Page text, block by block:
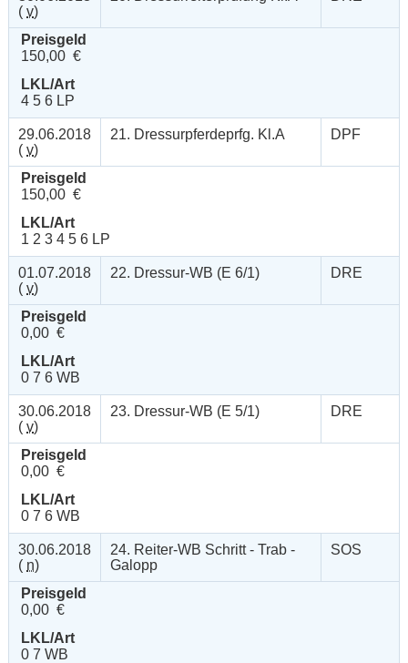
( v)
Preisgeld
150,00 €
LKL/Art
4 5 6 LP
29.06.2018
( v)
21. Dressurpferdeprfg. Kl.A DPF
Preisgeld
150,00 €
LKL/Art
1 2 3 4 5 6 LP
01.07.2018
( v)
22. Dressur-WB (E 6/1) DRE
Preisgeld
0,00 €
LKL/Art
0 7 6 WB
30.06.2018
( v)
23. Dressur-WB (E 5/1) DRE
Preisgeld
0,00 €
LKL/Art
0 7 6 WB
30.06.2018
( n)
24. Reiter-WB Schritt - Trab -
Galopp
SOS
Preisgeld
0,00 €
LKL/Art
0 7 WB